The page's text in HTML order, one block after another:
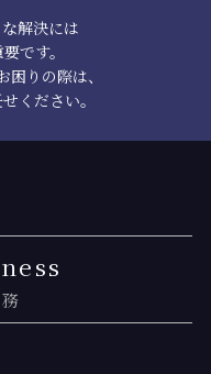
解決には
です。
りの際は、
ください。